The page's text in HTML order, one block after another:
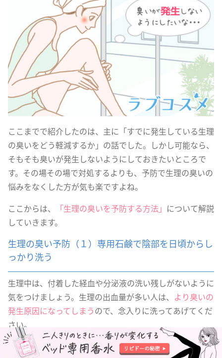
ここまでで紹介したのは、主に「すでに発生している生理
の臭いをどう軽減するか」の話でした。しかし可能なら、
そもそも臭いが発生しないようにしておきたいところで
す。その場その場で対処するよりも、予防で生理の臭いの
悩みをなくした方が気も楽ですよね。
ここからは、
「生理の臭いを予防する方法」 について解説
していきます。
生理の臭い予防（１）専用石鹸で陰部を日頃からし
っかり洗う
生理中は、付着した経血や分泌液の洗い残しがないように
気をつけましょう。生理の出血量が多い人は、 より臭いの
発生原因になってしまうので、念入りに洗ってあげてくだ
さい。
特にIラインは、どうしても手入れが行き届かなくなりが